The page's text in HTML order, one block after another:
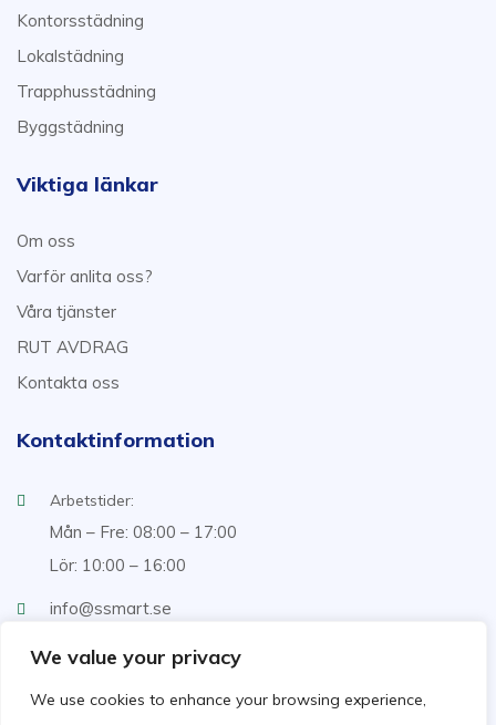
We value your privacy
We use cookies to enhance your browsing experience,
Kontorsstädning
Lokalstädning
Trapphusstädning
Byggstädning
Viktiga länkar
Om oss
Varför anlita oss?
Våra tjänster
RUT AVDRAG
Kontakta oss
Kontaktinformation
Arbetstider:
Mån – Fre: 08:00 – 17:00
Lör: 10:00 – 16:00
info@ssmart.se
+46707322222